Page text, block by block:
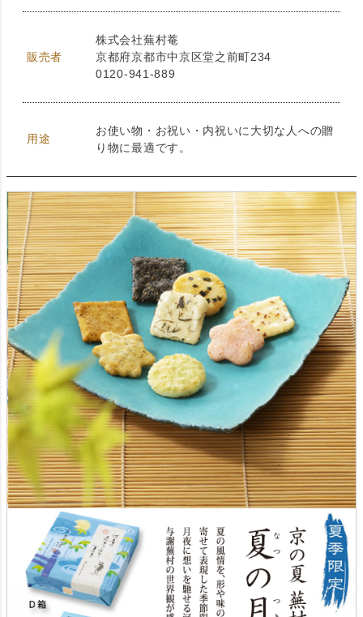
販売者
株式会社蕪村菴
京都府京都市中京区堂之前町234
0120-941-889
用途
お使い物・お祝い・内祝いに大切な人への贈
り物に最適です。